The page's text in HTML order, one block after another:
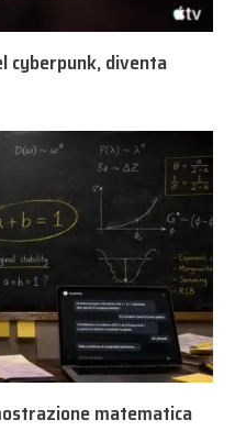
cyberpunk, diventa
matematica